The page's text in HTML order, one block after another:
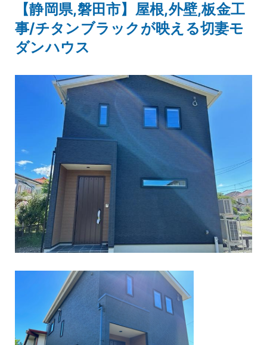
【静岡県,磐田市】屋根,外壁,板金工
事/チタンブラックが映える切妻モ
ダンハウス